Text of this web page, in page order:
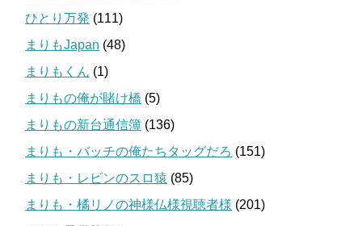
ひとり万発 (111)
まりもJapan (48)
まりもくん (1)
まりもの俺が賭け橋 (5)
まりもの新台通信簿 (136)
まりも・バッチの俺たちタッグだろ (151)
まりも・レビンのスロ猿 (85)
まりも・橘リノの神様仏様視聴者様 (201)